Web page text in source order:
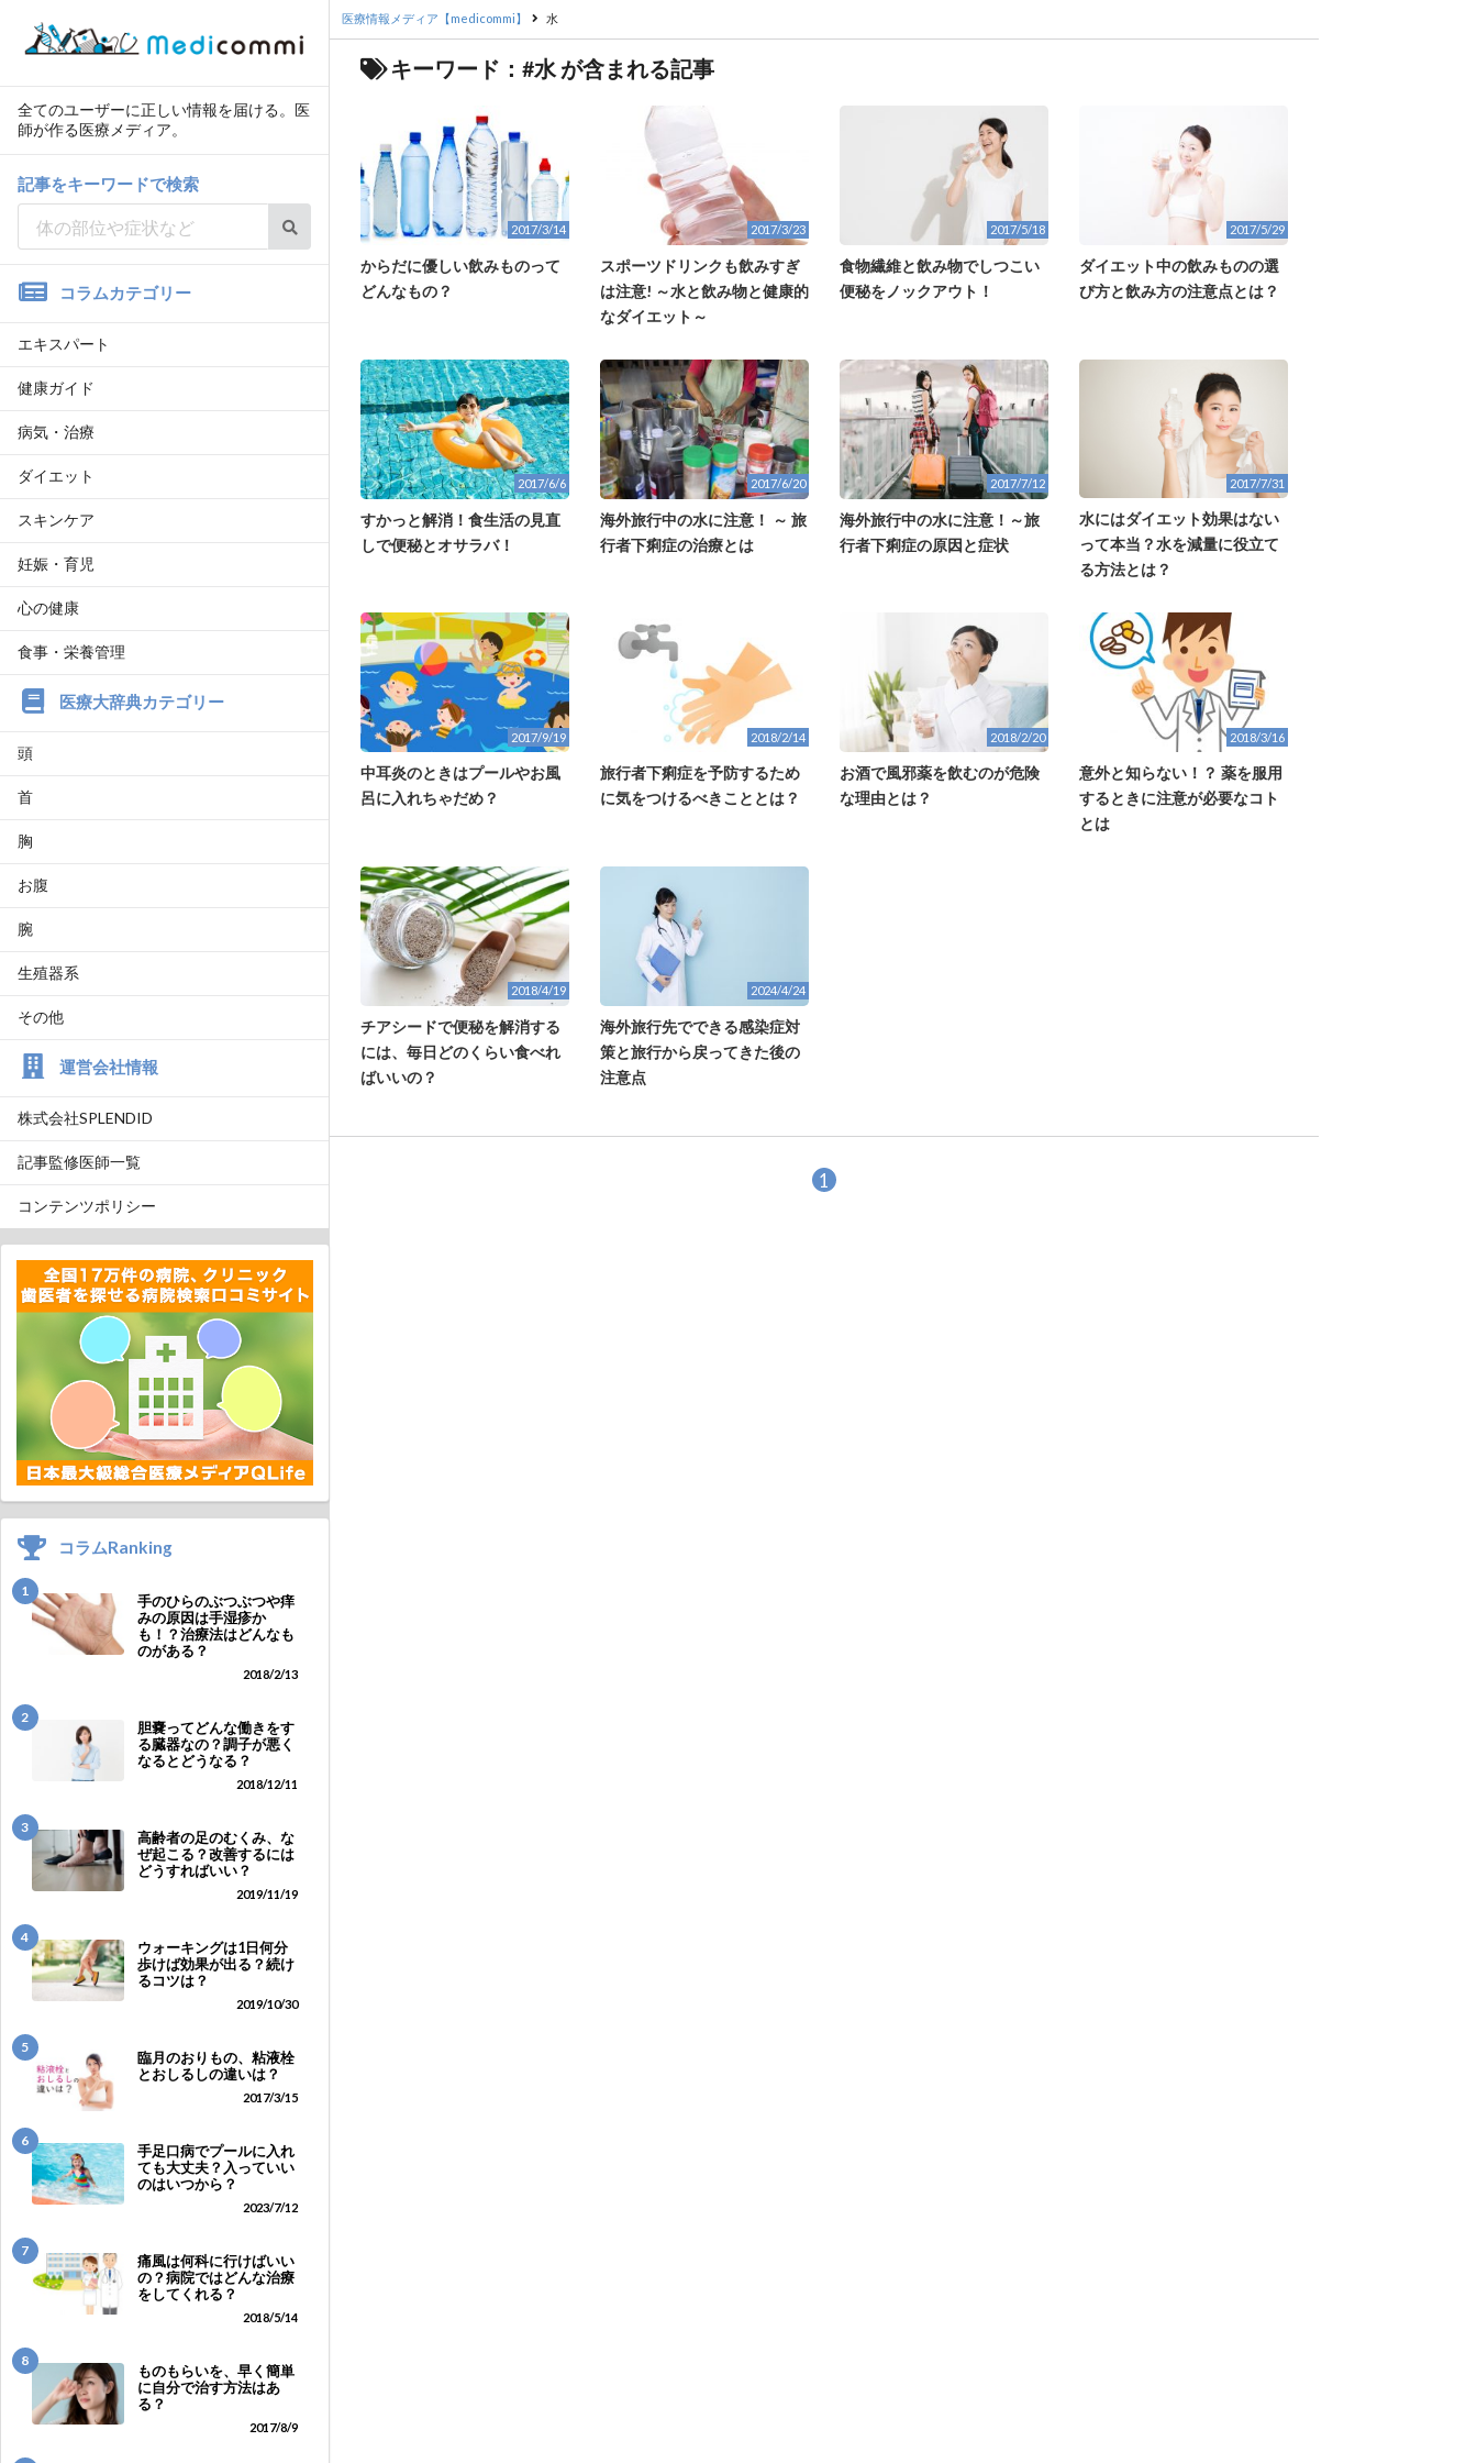
全てのユーザーに正しい情報を届ける。医
師が作る医療メディア。
記事をキーワードで検索
コラムカテゴリー
エキスパート
健康ガイド
病気・治療
ダイエット
スキンケア
妊娠・育児
心の健康
食事・栄養管理
医療大辞典カテゴリー
頭
首
胸
お腹
腕
生殖器系
その他
運営会社情報
株式会社SPLENDID
記事監修医師一覧
コンテンツポリシー
コラムRanking
1
手のひらのぶつぶつや痒
みの原因は手湿疹か
も！？治療法はどんなも
のがある？
2018/2/13
2
胆嚢ってどんな働きをす
る臓器なの？調子が悪く
なるとどうなる？
2018/12/11
3
高齢者の足のむくみ、な
ぜ起こる？改善するには
どうすればいい？
2019/11/19
4
ウォーキングは1日何分
歩けば効果が出る？続け
るコツは？
2019/10/30
5
臨月のおりもの、粘液栓
とおしるしの違いは？
2017/3/15
6
手足口病でプールに入れ
ても大丈夫？入っていい
のはいつから？
2023/7/12
7
痛風は何科に行けばいい
の？病院ではどんな治療
をしてくれる？
2018/5/14
8
ものもらいを、早く簡単
に自分で治す方法はあ
る？
2017/8/9
医療情報メディア【medicommi】 水
キーワード：#水 が含まれる記事
2017/3/14
からだに優しい飲みものって
どんなもの？
2017/3/23
スポーツドリンクも飲みすぎ
は注意! ～水と飲み物と健康的
なダイエット～
2017/5/18
食物繊維と飲み物でしつこい
便秘をノックアウト！
2017/5/29
ダイエット中の飲みものの選
び方と飲み方の注意点とは？
2017/6/6
すかっと解消！食生活の見直
しで便秘とオサラバ！
2017/6/20
海外旅行中の水に注意！ ～ 旅
行者下痢症の治療とは
2017/7/12
海外旅行中の水に注意！～旅
行者下痢症の原因と症状
2017/7/31
水にはダイエット効果はない
って本当？水を減量に役立て
る方法とは？
2017/9/19
中耳炎のときはプールやお風
呂に入れちゃだめ？
2018/2/14
旅行者下痢症を予防するため
に気をつけるべきこととは？
2018/2/20
お酒で風邪薬を飲むのが危険
な理由とは？
2018/3/16
意外と知らない！？ 薬を服用
するときに注意が必要なコト
とは
2018/4/19
チアシードで便秘を解消する
には、毎日どのくらい食べれ
ばいいの？
2024/4/24
海外旅行先でできる感染症対
策と旅行から戻ってきた後の
注意点
1